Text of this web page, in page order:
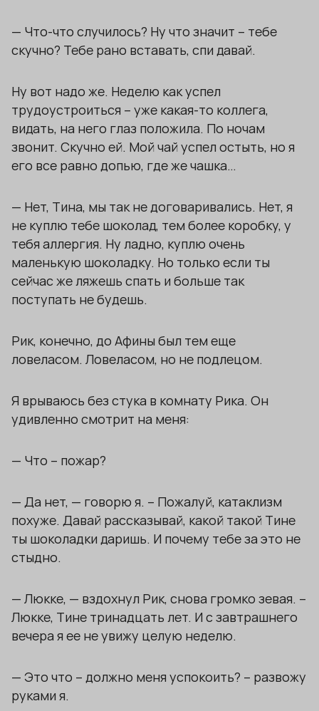
— Что-что случилось? Ну что значит – тебе
скучно? Тебе рано вставать, спи давай.
Ну вот надо же. Неделю как успел
трудоустроиться – уже какая-то коллега,
видать, на него глаз положила. По ночам
звонит. Скучно ей. Мой чай успел остыть, но я
его все равно допью, где же чашка…
— Нет, Тина, мы так не договаривались. Нет, я
не куплю тебе шоколад, тем более коробку, у
тебя аллергия. Ну ладно, куплю очень
маленькую шоколадку. Но только если ты
сейчас же ляжешь спать и больше так
поступать не будешь.
Рик, конечно, до Афины был тем еще
ловеласом. Ловеласом, но не подлецом.
Я врываюсь без стука в комнату Рика. Он
удивленно смотрит на меня:
— Что – пожар?
— Да нет, — говорю я. – Пожалуй, катаклизм
похуже. Давай рассказывай, какой такой Тине
ты шоколадки даришь. И почему тебе за это не
стыдно.
— Люкке, — вздохнул Рик, снова громко зевая. –
Люкке, Тине тринадцать лет. И с завтрашнего
вечера я ее не увижу целую неделю.
— Это что – должно меня успокоить? – развожу
руками я.